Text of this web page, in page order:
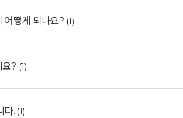
고도원 작가 북토크 스테이
08.30(일)
09.06(일)
어떻게 되나요? (1)
요? (1)
다. (1)